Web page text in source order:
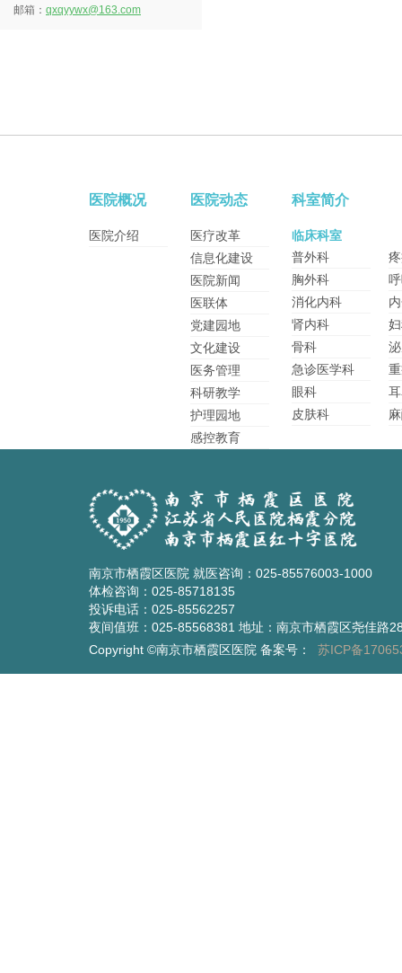
邮箱： qxqyywx@163.com
医院概况
医院介绍
医院动态
医疗改革
信息化建设
医院新闻
医联体
党建园地
文化建设
医务管理
科研教学
护理园地
感控教育
科室简介
临床科室
普外科
胸外科
消化内科
肾内科
骨科
急诊医学科
眼科
皮肤科
南京市栖霞区医院 就医咨询：025-85576003-1000
体检咨询：025-85718135
投诉电话：025-85562257
夜间值班：025-85568381 地址：南京市栖霞区尧佳路
Copyright ©南京市栖霞区医院 备案号：
苏ICP备